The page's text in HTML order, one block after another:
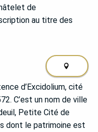
de
au titre des
d’Excidolium, cité
C’est un nom de ville
Petite Cité de
dont le patrimoine est